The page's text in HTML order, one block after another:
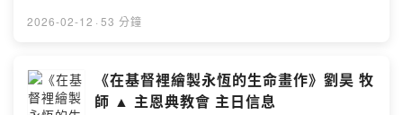
Hosting
2026-02-12 · 53 分鐘
《在基督裡繪製永恆的生命畫作》劉昊 牧
師 ▲ 主恩典教會 主日信息